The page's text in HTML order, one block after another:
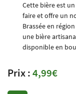
Cette bière est
faire et offre un
Brassée en
une bière
disponible en
Prix :4,99€